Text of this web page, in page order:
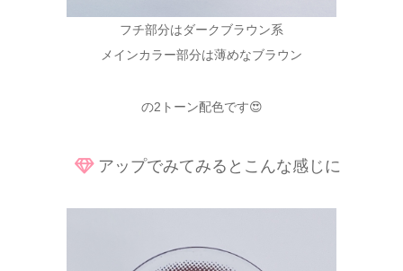
フチ部分はダークブラウン系
メインカラー部分は薄めなブラウン
の2トーン配色です😍
アップでみてみるとこんな感じに